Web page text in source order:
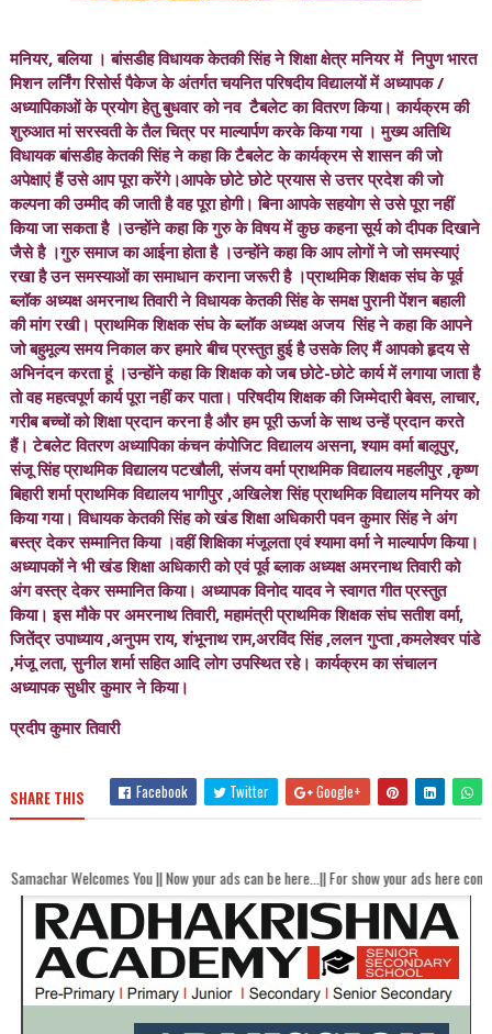
मनियर, बलिया । बांसडीह विधायक केतकी सिंह ने शिक्षा क्षेत्र मनियर में निपुण भारत
मिशन लर्निंग रिसोर्स पैकेज के अंतर्गत चयनित परिषदीय विद्यालयों में अध्यापक /
अध्यापिकाओं के प्रयोग हेतु बुधवार को नव टैबलेट का वितरण किया। कार्यक्रम की
शुरुआत मां सरस्वती के तैल चित्र पर माल्यार्पण करके किया गया । मुख्य अतिथि
विधायक बांसडीह केतकी सिंह ने कहा कि टैबलेट के कार्यक्रम से शासन की जो
अपेक्षाएं हैं उसे आप पूरा करेंगे।आपके छोटे छोटे प्रयास से उत्तर प्रदेश की जो
कल्पना की उम्मीद की जाती है वह पूरा होगी। बिना आपके सहयोग से उसे पूरा नहीं
किया जा सकता है ।उन्होंने कहा कि गुरु के विषय में कुछ कहना सूर्य को दीपक दिखाने
जैसे है ।गुरु समाज का आईना होता है ।उन्होंने कहा कि आप लोगों ने जो समस्याएं
रखा है उन समस्याओं का समाधान कराना जरूरी है ।प्राथमिक शिक्षक संघ के पूर्व
ब्लॉक अध्यक्ष अमरनाथ तिवारी ने विधायक केतकी सिंह के समक्ष पुरानी पेंशन बहाली
की मांग रखी। प्राथमिक शिक्षक संघ के ब्लॉक अध्यक्ष अजय सिंह ने कहा कि आपने
जो बहुमूल्य समय निकाल कर हमारे बीच प्रस्तुत हुई है उसके लिए मैं आपको हृदय से
अभिनंदन करता हूं ।उन्होंने कहा कि शिक्षक को जब छोटे-छोटे कार्य में लगाया जाता है
तो वह महत्वपूर्ण कार्य पूरा नहीं कर पाता। परिषदीय शिक्षक की जिम्मेदारी बेवस, लाचार,
गरीब बच्चों को शिक्षा प्रदान करना है और हम पूरी ऊर्जा के साथ उन्हें प्रदान करते
हैं। टेबलेट वितरण अध्यापिका कंचन कंपोजिट विद्यालय असना, श्याम वर्मा बालूपुर,
संजू सिंह प्राथमिक विद्यालय पटखौली, संजय वर्मा प्राथमिक विद्यालय महलीपुर ,कृष्ण
बिहारी शर्मा प्राथमिक विद्यालय भागीपुर ,अखिलेश सिंह प्राथमिक विद्यालय मनियर को
किया गया। विधायक केतकी सिंह को खंड शिक्षा अधिकारी पवन कुमार सिंह ने अंग
बस्त्र देकर सम्मानित किया ।वहीं शिक्षिका मंजूलता एवं श्यामा वर्मा ने माल्यार्पण किया।
अध्यापकों ने भी खंड शिक्षा अधिकारी को एवं पूर्व ब्लाक अध्यक्ष अमरनाथ तिवारी को
अंग वस्त्र देकर सम्मानित किया। अध्यापक विनोद यादव ने स्वागत गीत प्रस्तुत
किया। इस मौके पर अमरनाथ तिवारी, महामंत्री प्राथमिक शिक्षक संघ सतीश वर्मा,
जितेंद्र उपाध्याय ,अनुपम राय, शंभूनाथ राम,अरविंद सिंह ,ललन गुप्ता ,कमलेश्वर पांडे
,मंजू लता, सुनील शर्मा सहित आदि लोग उपस्थित रहे। कार्यक्रम का संचालन
अध्यापक सुधीर कुमार ने किया।
प्रदीप कुमार तिवारी
SHARE THIS Facebook Twitter Google+
You || Now your ads can be here...|| For show your ads here contact